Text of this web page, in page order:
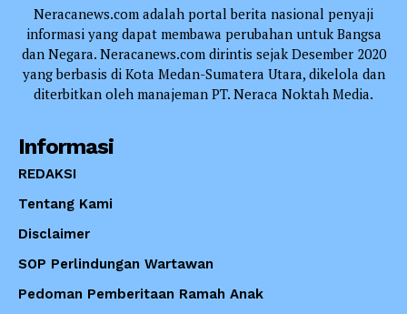
Neracanews.com adalah portal berita nasional penyaji
informasi yang dapat membawa perubahan untuk Bangsa
dan Negara. Neracanews.com dirintis sejak Desember 2020
yang berbasis di Kota Medan-Sumatera Utara, dikelola dan
diterbitkan oleh manajeman PT. Neraca Noktah Media.
Informasi
REDAKSI
Tentang Kami
Disclaimer
SOP Perlindungan Wartawan
Pedoman Pemberitaan Ramah Anak